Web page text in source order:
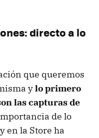
directo a lo
que queremos
ylo primero
las capturas de
de lo
en la Store ha